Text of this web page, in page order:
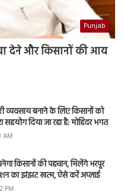
Punjab
देने और किसानों की आय
व्यवसाय बनाने के लिए किसानों को
सहयोग दिया जा रहा है: मोहिंदर भगत
AM
किसानों की पहचान, मिलेंगे भरपूर
का झंझट खत्म, ऐसे करें अप्लाई
PM